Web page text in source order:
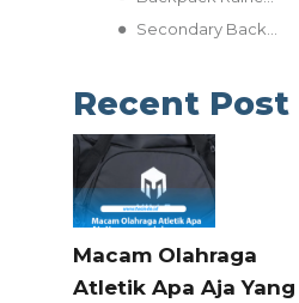
Recent Post
Macam Olahraga
Atletik Apa Aja Yang